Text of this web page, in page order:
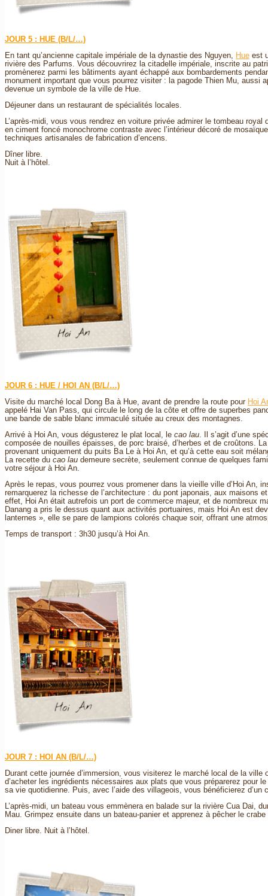
JOUR 5 : HUE (B/L/…)
En tant qu’ancienne capitale impériale de la dynastie des Nguyen,
Hue est
rivière des Parfums. Vous découvrirez la citadelle impériale, inscrite au
promènerez parmi les bâtiments ayant échappé aux bombardements
monument important que vous pourrez visiter : la pagode Thien Mu, aussi
devenue un symbole de la ville de Hue.
Déjeuner dans un restaurant de spécialités locales.
L’après-midi, vous vous rendrez en voiture privée admirer le tombeau
en ciment foncé monochrome contraste avec l’intérieur décoré de
techniques artisanales de fabrication d’encens.
Dîner libre.
Nuit à l’hôtel.
JOUR 6 : HUE / HOI AN (B/L/…)
Visite du marché local Dong Ba à Hue, avant de prendre la route pour Hoi
appelé Hai Van Pass, qui circule le long de la côte et offre de superbes
une bande de sable blanc immaculé située au creux des montagnes.
Arrivé à Hoi An, vous dégusterez le plat local, le cao lau . Il s’agit d’une
composée de nouilles épaisses, de porc braisé, d’herbes et de croûtons.
provenant uniquement du puits Ba Le à Hoi An, et qu’à cette eau soit
La recette du cao lau demeure secrète, seulement connue de quelques
votre séjour à Hoi An.
Après le repas, vous pourrez vous promener dans la vieille ville d’Hoi An,
remarquerez la richesse de l’architecture : du pont japonais, aux maisons
effet, Hoi An était autrefois un port de commerce majeur, et de nombreux
Danang a pris le dessus quant aux activités portuaires, mais Hoi An est
lanternes », elle se pare de lampions colorés chaque soir, offrant une
Temps de transport : 3h30 jusqu’à Hoi An.
JOUR 7 : HOI AN (B/L/…)
Durant cette journée d’immersion, vous visiterez le marché local de la ville
d’acheter les ingrédients nécessaires aux plats que vous préparerez pour
sa vie quotidienne. Puis, avec l’aide des villageois, vous bénéficierez
L’après-midi, un bateau vous emmènera en balade sur la rivière Cua Dai,
Mau. Grimpez ensuite dans un bateau-panier et apprenez à pêcher le
Diner libre. Nuit à l’hôtel.